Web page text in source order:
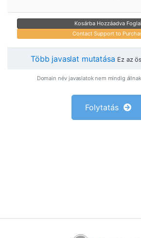
Kosárba Hozzáadva
Contact Support to
Több javaslat mutatása Ez az
Domain név javaslatok nem mindig